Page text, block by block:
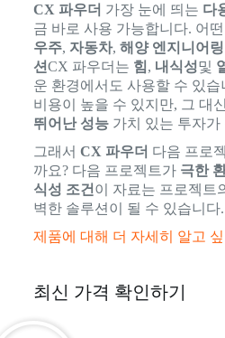
CX 파우더 가장 눈에 띄는 다
금 바로 사용 가능합니다. 어
우주, 자동차, 해양 엔지니어링
션CX 파우더는 힘 , 내식성및
운 환경에서도 사용할 수 있습
비용이 높을 수 있지만, 그 대신
뛰어난 성능가치 있는 투자가
그래서 CX 파우더 다음 프로
까요? 다음 프로젝트가 극한
식성 조건 이 자료는 프로젝트
벽한 솔루션이 될 수 있습니다.
제품에 대해 더 자세히 알고
최신 가격 확인하기